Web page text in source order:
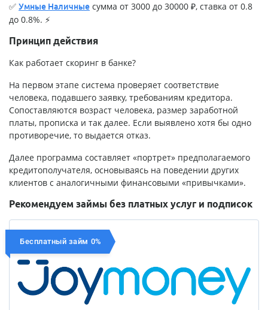
✅ Умные Наличные сумма от 3000 до 30000 ₽, ставка от 0.8
до 0.8%. ⚡
Принцип действия
Как работает скоринг в банке?
На первом этапе система проверяет соответствие
человека, подавшего заявку, требованиям кредитора.
Сопоставляются возраст человека, размер заработной
платы, прописка и так далее. Если выявлено хотя бы одно
противоречие, то выдается отказ.
Далее программа составляет «портрет» предполагаемого
кредитополучателя, основываясь на поведении других
клиентов с аналогичными финансовыми «привычками».
Рекомендуем займы без платных услуг и подписок
Бесплатный займ 0%